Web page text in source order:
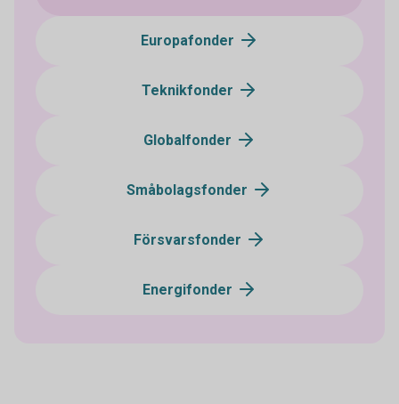
Europafonder
Teknikfonder
Globalfonder
Småbolagsfonder
Försvarsfonder
Energifonder